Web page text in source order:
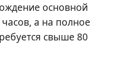
основной
а на полное
свыше 80